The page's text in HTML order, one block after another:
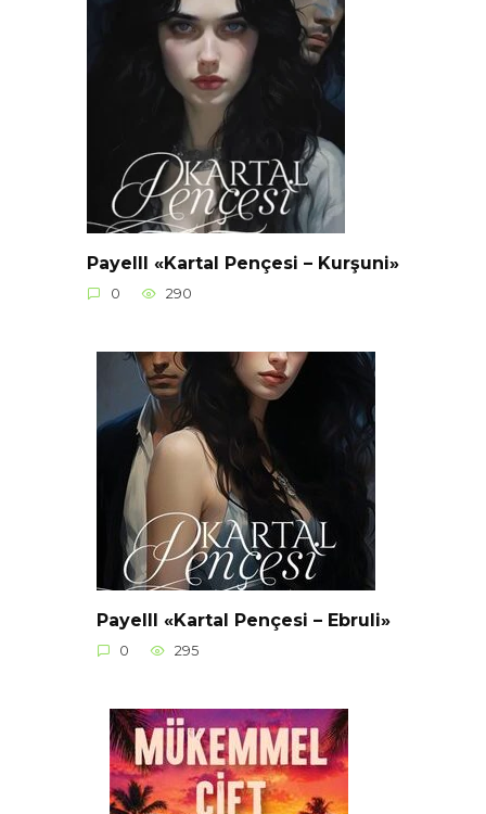
Payelll «Kartal Pençesi – Kurşuni»
0 290
Payelll «Kartal Pençesi – Ebruli»
0 295